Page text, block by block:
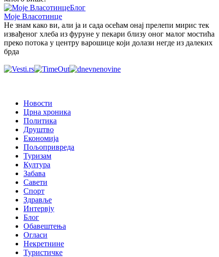
Блог
Моје Власотинце
Не знам како ви, али ја и сада осећам онај прелепи мирис тек
извађеног хлеба из фуруне у пекари близу оног малог мостића
преко потока у центру варошице који долази негде из далеких
брда
Новости
Црна хроника
Политика
Друштво
Економија
Пољопривреда
Туризам
Култура
Забава
Савети
Спорт
Здравље
Интервју
Блог
Обавештења
Огласи
Некретнине
Туристичке